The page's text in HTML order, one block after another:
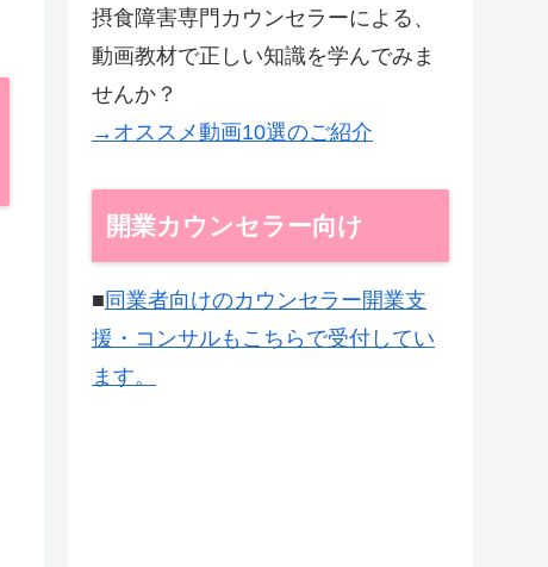
摂食障害専門カウンセラーによる、
動画教材で正しい知識を学んでみま
せんか？
→オススメ動画10選のご紹介
開業カウンセラー向け
■ 同業者向けのカウンセラー開業支
援・コンサルもこちらで受付してい
ます。